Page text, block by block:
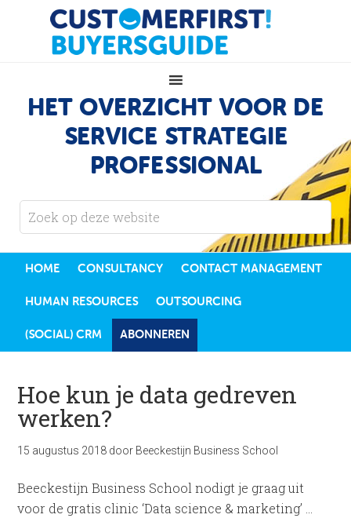
HET OVERZICHT VOOR DE
SERVICE STRATEGIE
PROFESSIONAL
HOME CONSULTANCY CONTACT MANAGEMENT
HUMAN RESOURCES OUTSOURCING
(SOCIAL) CRM ABONNEREN
Hoe kun je data gedreven
werken?
15 augustus 2018 door Beeckestijn Business School
Beeckestijn Business School nodigt je graag uit
voor de gratis clinic ‘Data science & marketing’ …